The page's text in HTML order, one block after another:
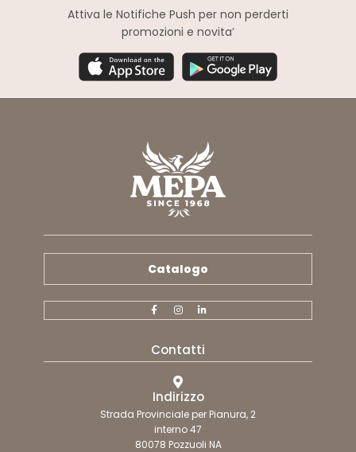
Attiva le Notifiche Push per non perderti
promozioni e novita’
Catalogo
Contatti
Indirizzo
Strada Provinciale per Pianura, 2
interno 47
80078 Pozzuoli NA